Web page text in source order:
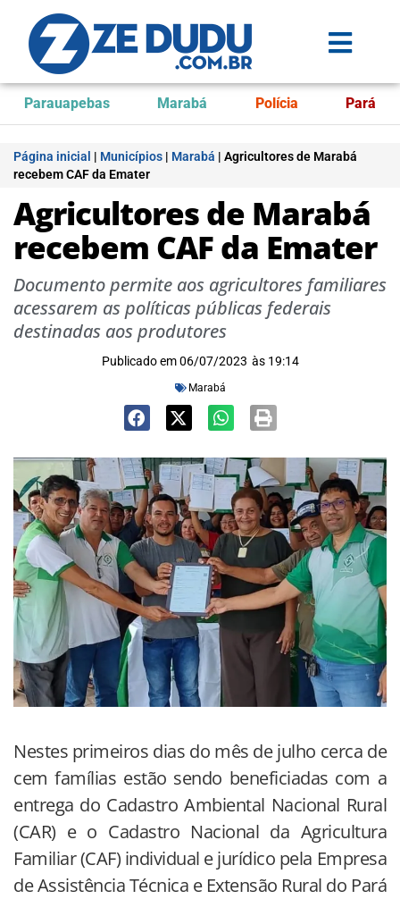
Parauapebas Marabá Polícia Pará
Página inicial | Municípios | Marabá | Agricultores de Marabá
recebem CAF da Emater
Agricultores de Marabá
recebem CAF da Emater
Documento permite aos agricultores familiares
acessarem as políticas públicas federais
destinadas aos produtores
Publicado em 06/07/2023 às 19:14
Marabá
Nestes primeiros dias do mês de julho cerca de
cem famílias estão sendo beneficiadas com a
entrega do Cadastro Ambiental Nacional Rural
(CAR) e o Cadastro Nacional da Agricultura
Familiar (CAF) individual e jurídico pela Empresa
de Assistência Técnica e Extensão Rural do Pará